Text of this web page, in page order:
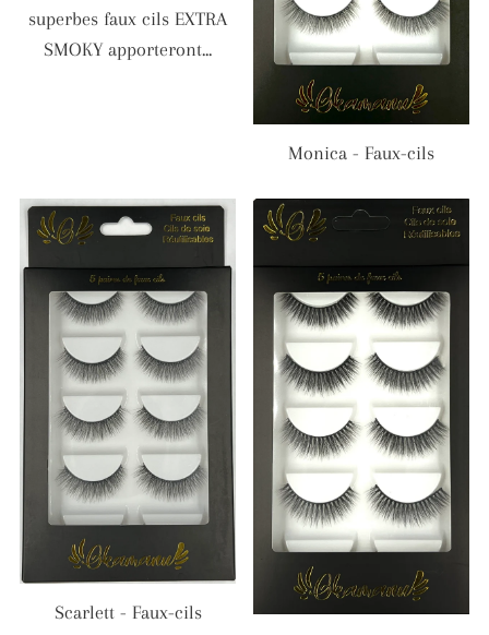
superbes faux cils EXTRA
SMOKY apporteront...
Monica - Faux-cils
Scarlett - Faux-cils